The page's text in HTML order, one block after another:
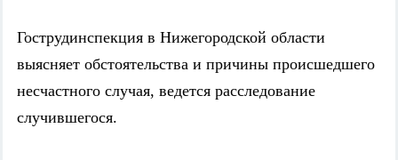
Гострудинспекция в Нижегородской области
выясняет обстоятельства и причины происшедшего
несчастного случая, ведется расследование
случившегося.